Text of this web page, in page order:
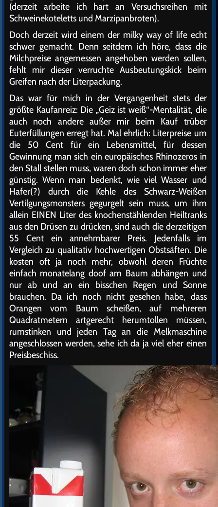
(derzeit arbeite ich hart an Versuchsreihen mit
Schweinekoteletts und Marzipanbroten).
Doch derzeit wird einem der milky way of life echt
schwer gemacht. Denn seitdem ich höre, dass die
Milchpreise angemessen angehoben werden sollen,
fehlt mir dieser verruchte Ausbeutungskick beim
Greifen nach der Literpackung.
Das war für mich in der Vergangenheit stets der
größte Kaufanreiz: Die „Geiz ist weiß“-Mentalität, die
auch noch andere außer mir beim Kauf trüber
Euterfüllungen erregt hat. Mal ehrlich: Literpreise um
die 50 Cent für ein Lebensmittel, für dessen
Gewinnung man sich ein europäisches Rhinozeros in
den Stall stellen muss, waren doch schon immer eher
günstig. Wenn man bedenkt, wie viel Wasser und
Hafer(?) durch die Kehle des Schwarz-Weißen
Vertilgungsmonsters gegurgelt sein muss, um ihm
allein EINEN Liter des knochenstählenden Heiltranks
aus den Drüsen zu drücken, sind auch die derzeitigen
55 Cent ein annehmbarer Preis. Jedenfalls im
Vergleich zu qualitativ hochwertigen Obstsäften. Die
kosten oft ja noch mehr, obwohl deren Früchte
einfach monatelang doof am Baum abhängen und
nur ab und an ein bisschen Regen und Sonne
brauchen. Da ich noch nicht gesehen habe, dass
Orangen vom Baum scheißen, auf mehreren
Quadratmetern artgerecht herumtollen müssen,
rumstinken und jeden Tag an die Melkmaschine
angeschlossen werden, sehe ich da ja viel eher einen
Preisbeschiss.